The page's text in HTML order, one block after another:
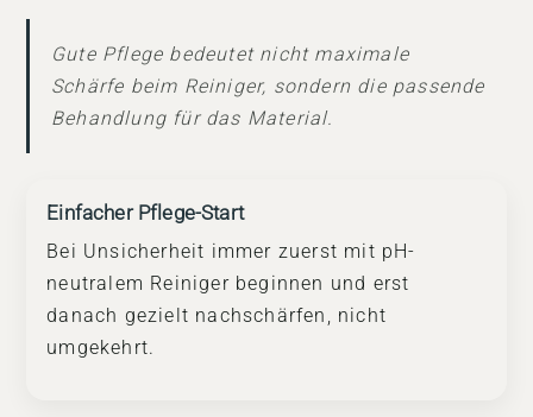
Gute Pflege bedeutet nicht maximale
Schärfe beim Reiniger, sondern die passende
Behandlung für das Material.
Einfacher Pflege-Start
Bei Unsicherheit immer zuerst mit pH-
neutralem Reiniger beginnen und erst
danach gezielt nachschärfen, nicht
umgekehrt.